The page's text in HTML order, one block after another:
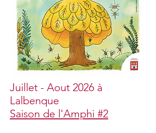
Juillet - Aout 2026 à
Lalbenque
Saison de l'Amphi #2